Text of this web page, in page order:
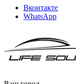
Вконтакте
WhatsApp